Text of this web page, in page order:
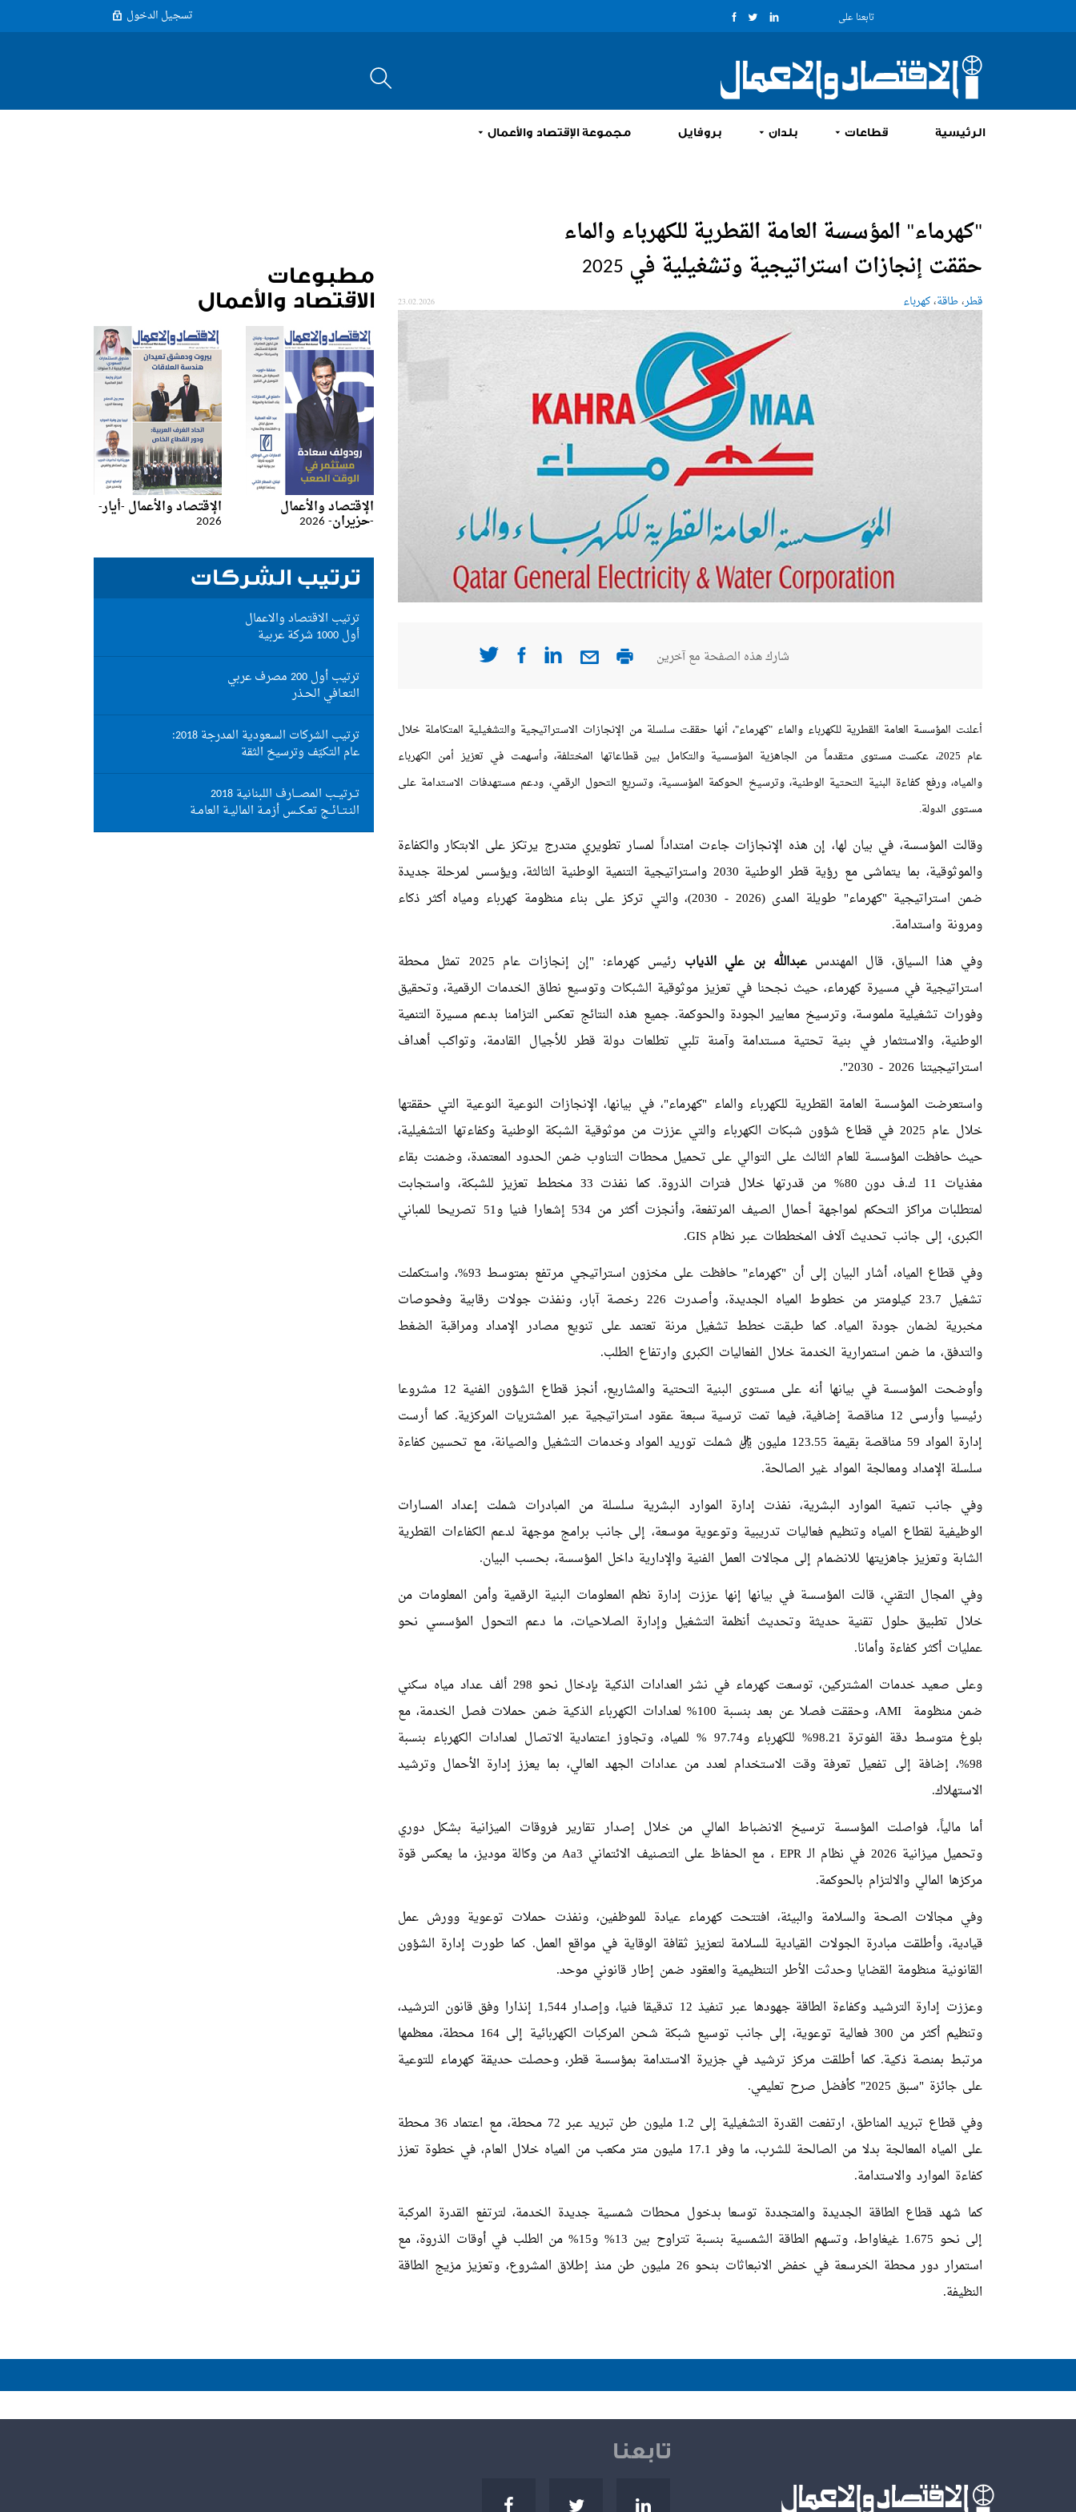
تابعنا على تسجيل الدخول
الرئيسية قطاعات بلدان بروفايل مجموعة الإقتصاد والأعمال
"كهرماء" المؤسسة العامة القطرية للكهرباء والماء
حققت إنجازات استراتيجية وتشغيلية في 2025
قطر،طاقة،كهرباء 23.02.2026
شارك هذه الصفحة مع آخرين
أعلنت المؤسسة العامة القطرية للكهرباء والماء "كهرماء"، أنها حققت سلسلة من الإنجازات الاستراتيجية والتشغيلية المتكاملة خلال
عام 2025، عكست مستوى متقدماً من الجاهزية المؤسسية والتكامل بين قطاعاتها المختلفة، وأسهمت في تعزيز أمن الكهرباء
والمياه، ورفع كفاءة البنية التحتية الوطنية، وترسيخ الحوكمة المؤسسية، وتسريع التحول الرقمي، ودعم مستهدفات الاستدامة على
مستوى الدولة.
وقالت المؤسسة، في بيان لها، إن هذه الإنجازات جاءت امتداداً لمسار تطويري متدرج يرتكز على الابتكار والكفاءة
والموثوقية، بما يتماشى مع رؤية قطر الوطنية 2030 واستراتيجية التنمية الوطنية الثالثة، ويؤسس لمرحلة جديدة
ضمن استراتيجية "كهرماء" طويلة المدى (2026 - 2030)، والتي تركز على بناء منظومة كهرباء ومياه أكثر ذكاء
ومرونة واستدامة.
وفي هذا السياق، قال المهندسعبدالله بن علي الذياب
رئيس كهرماء: "إن إنجازات عام 2025 تمثل محطة
استراتيجية في مسيرة كهرماء، حيث نجحنا في تعزيز موثوقية الشبكات وتوسيع نطاق الخدمات الرقمية، وتحقيق
وفورات تشغيلية ملموسة، وترسيخ معايير الجودة والحوكمة. جميع هذه النتائج تعكس التزامنا بدعم مسيرة التنمية
الوطنية، والاستثمار في بنية تحتية مستدامة وآمنة تلبي تطلعات دولة قطر للأجيال القادمة، وتواكب أهداف
استراتيجيتنا 2026 - 2030".
واستعرضت المؤسسة العامة القطرية للكهرباء والماء "كهرماء"، في بيانها، الإنجازات النوعية النوعية التي حققتها
خلال عام 2025 في قطاع شؤون شبكات الكهرباء والتي عززت من موثوقية الشبكة الوطنية وكفاءتها التشغيلية،
حيث حافظت المؤسسة للعام الثالث على التوالي على تحميل محطات التناوب ضمن الحدود المعتمدة، وضمنت بقاء
مغذيات 11 ك.ف دون 80% من قدرتها خلال فترات الذروة. كما نفذت 33 مخطط تعزيز للشبكة، واستجابت
لمتطلبات مراكز التحكم لمواجهة أحمال الصيف المرتفعة، وأنجزت أكثر من 534 إشعارا فنيا و51 تصريحا للمباني
الكبرى، إلى جانب تحديث آلاف المخططات عبر نظام GIS.
وفي قطاع المياه، أشار البيان إلى أن "كهرماء" حافظت على مخزون استراتيجي مرتفع بمتوسط 93%، واستكملت
تشغيل 23.7 كيلومتر من خطوط المياه الجديدة، وأصدرت 226 رخصة آبار، ونفذت جولات رقابية وفحوصات
مخبرية لضمان جودة المياه. كما طبقت خطط تشغيل مرنة تعتمد على تنويع مصادر الإمداد ومراقبة الضغط
والتدفق، ما ضمن استمرارية الخدمة خلال الفعاليات الكبرى وارتفاع الطلب.
وأوضحت المؤسسة في بيانها أنه على مستوى البنية التحتية والمشاريع، أنجز قطاع الشؤون الفنية 12 مشروعا
رئيسيا وأرسى 12 مناقصة إضافية، فيما تمت ترسية سبعة عقود استراتيجية عبر المشتريات المركزية. كما أرست
إدارة المواد 59 مناقصة بقيمة 123.55 مليون ريال شملت توريد المواد وخدمات التشغيل والصيانة، مع تحسين كفاءة
سلسلة الإمداد ومعالجة المواد غير الصالحة.
وفي جانب تنمية الموارد البشرية، نفذت إدارة الموارد البشرية سلسلة من المبادرات شملت إعداد المسارات
الوظيفية لقطاع المياه وتنظيم فعاليات تدريبية وتوعوية موسعة، إلى جانب برامج موجهة لدعم الكفاءات القطرية
الشابة وتعزيز جاهزيتها للانضمام إلى مجالات العمل الفنية والإدارية داخل المؤسسة، بحسب البيان.
وفي المجال التقني، قالت المؤسسة في بيانها إنها عززت إدارة نظم المعلومات البنية الرقمية وأمن المعلومات من
خلال تطبيق حلول تقنية حديثة وتحديث أنظمة التشغيل وإدارة الصلاحيات، ما دعم التحول المؤسسي نحو
عمليات أكثر كفاءة وأمانا.
وعلى صعيد خدمات المشتركين، توسعت كهرماء في نشر العدادات الذكية بإدخال نحو 298 ألف عداد مياه سكني
ضمن منظومة AMI، وحققت فصلا عن بعد بنسبة 100% لعدادات الكهرباء الذكية ضمن حملات فصل الخدمة، مع
بلوغ متوسط دقة الفوترة 98.21% للكهرباء و97.74 % للمياه، وتجاوز اعتمادية الاتصال لعدادات الكهرباء بنسبة
98%، إضافة إلى تفعيل تعرفة وقت الاستخدام لعدد من عدادات الجهد العالي، بما يعزز إدارة الأحمال وترشيد
الاستهلاك.
أما مالياً، فواصلت المؤسسة ترسيخ الانضباط المالي من خلال إصدار تقارير فروقات الميزانية بشكل دوري
وتحميل ميزانية 2026 في نظام الـ EPR ، مع الحفاظ على التصنيف الائتماني Aa3 من وكالة موديز، ما يعكس قوة
مركزها المالي والالتزام بالحوكمة.
وفي مجالات الصحة والسلامة والبيئة، افتتحت كهرماء عيادة للموظفين، ونفذت حملات توعوية وورش عمل
قيادية، وأطلقت مبادرة الجولات القيادية للسلامة لتعزيز ثقافة الوقاية في مواقع العمل. كما طورت إدارة الشؤون
القانونية منظومة القضايا وحدثت الأطر التنظيمية والعقود ضمن إطار قانوني موحد.
وعززت إدارة الترشيد وكفاءة الطاقة جهودها عبر تنفيذ 12 تدقيقا فنيا، وإصدار 1,544 إنذارا وفق قانون الترشيد،
وتنظيم أكثر من 300 فعالية توعوية، إلى جانب توسيع شبكة شحن المركبات الكهربائية إلى 164 محطة، معظمها
مرتبط بمنصة ذكية. كما أطلقت مركز ترشيد في جزيرة الاستدامة بمؤسسة قطر، وحصلت حديقة كهرماء للتوعية
على جائزة "سبق 2025" كأفضل صرح تعليمي.
وفي قطاع تبريد المناطق، ارتفعت القدرة التشغيلية إلى 1.2 مليون طن تبريد عبر 72 محطة، مع اعتماد 36 محطة
على المياه المعالجة بدلا من الصالحة للشرب، ما وفر 17.1 مليون متر مكعب من المياه خلال العام، في خطوة تعزز
كفاءة الموارد والاستدامة.
كما شهد قطاع الطاقة الجديدة والمتجددة توسعا بدخول محطات شمسية جديدة الخدمة، لترتفع القدرة المركبة
إلى نحو 1.675 غيغاواط، وتسهم الطاقة الشمسية بنسبة تتراوح بين 13% و15% من الطلب في أوقات الذروة، مع
استمرار دور محطة الخرسعة في خفض الانبعاثات بنحو 26 مليون طن منذ إطلاق المشروع، وتعزيز مزيج الطاقة
النظيفة.
مطبوعات
الاقتصاد والأعمال
الإقتصاد والأعمال
-حزيران- 2026
الإقتصاد والأعمال -أيار-
2026
ترتيب الشركات
ترتيب الاقتصاد والاعمال
أول 1000 شركة عربية
ترتيب أول 200 مصرف عربي
التعـافي الحـذر
ترتيب الشركات السعودية المدرجة 2018:
عام التكيّف وترسيخ الثقة
تــرتيــب المصـــارف اللبنانية 2018
النـتــائــج تعـكــس أزمـة الماليـة العامـة
تابعنا